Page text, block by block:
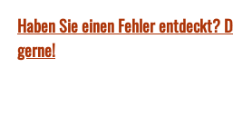
Haben Sie einen Fehler entdeckt?
gerne!